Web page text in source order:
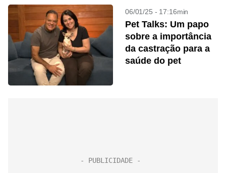
06/01/25 - 17:16min
Pet Talks: Um papo
sobre a importância
da castração para a
saúde do pet